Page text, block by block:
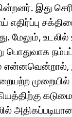
இது
எதிர்ப்பு
மேலும்,
பொதுவாக
என்னவென்றால்,
முறையில்